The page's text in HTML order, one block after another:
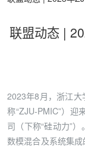
联盟动态 |
2023年8月，浙江大
称“ZJU-PMIC”）
司（下称“硅动力”
数模混合及系统集